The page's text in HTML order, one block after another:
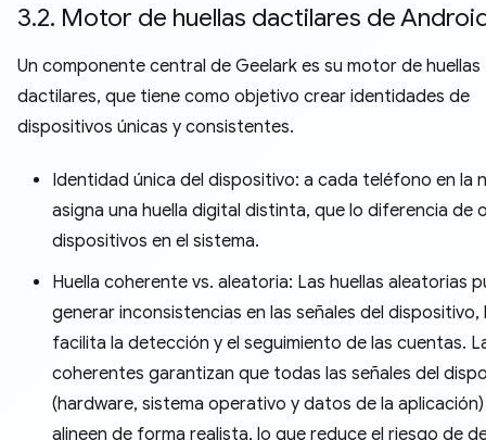
3.2. Motor de huellas dactilares de
Un componente central de Geelark es su motor de huellas
dactilares, que tiene como objetivo crear identidades de
dispositivos únicas y consistentes.
Identidad única del dispositivo: a cada teléfono en la
asigna una huella digital distinta, que lo diferencia de
dispositivos en el sistema.
Huella coherente vs. aleatoria: Las huellas aleatorias
generar inconsistencias en las señales del dispositivo,
facilita la detección y el seguimiento de las cuentas.
coherentes garantizan que todas las señales del
(hardware, sistema operativo y datos de la
alineen de forma realista, lo que reduce el riesgo de